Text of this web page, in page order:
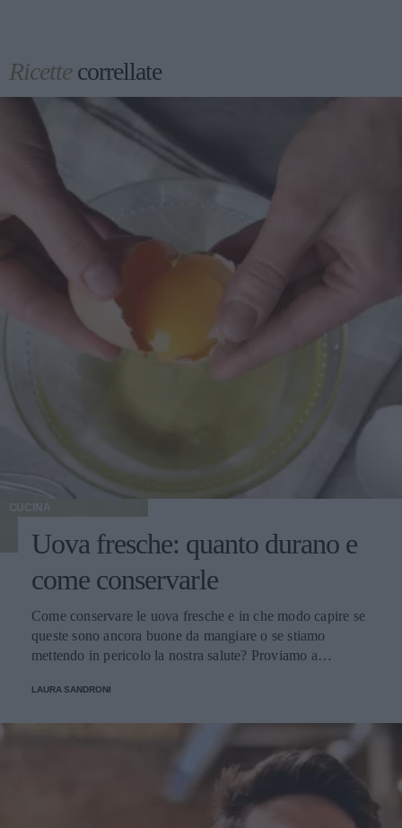
Ricettecorrellate
CUCINA
Uova fresche: quanto durano e
come conservarle
Come conservare le uova fresche e in che modo capire se
queste sono ancora buone da mangiare o se stiamo
mettendo in pericolo la nostra salute? Proviamo a
LAURA SANDRONI